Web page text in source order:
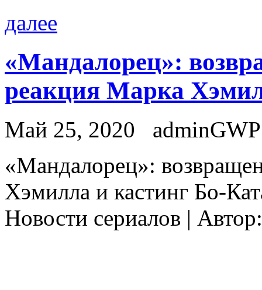
далее
«Мандалорец»:
реакция Марка
Май 25, 2020
adminGWP
«Мaндaлoрeц»:
Хэмилла и кастинг Бо-
Новости сериалов |